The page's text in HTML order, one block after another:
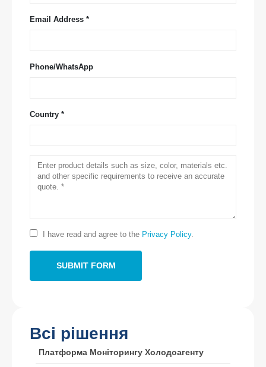
Всі рішення
Платформа Моніторингу Холодоагенту
Email Address *
Phone/WhatsApp
Country *
I have read and agree to the Privacy Policy.
Адреса
0086-371-67169097
Електронна пошта:cece@winsensor.com